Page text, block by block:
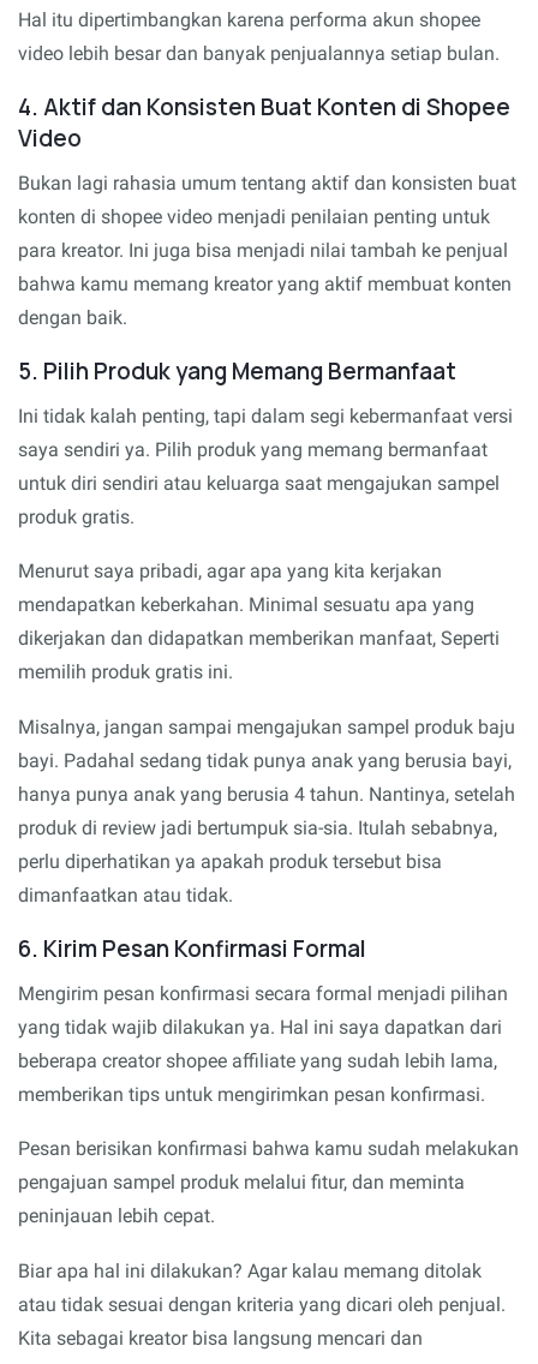
Hal itu dipertimbangkan karena performa akun shopee
video lebih besar dan banyak penjualannya setiap bulan.
4. Aktif dan Konsisten Buat Konten di Shopee
Video
Bukan lagi rahasia umum tentang aktif dan konsisten buat
konten di shopee video menjadi penilaian penting untuk
para kreator. Ini juga bisa menjadi nilai tambah ke penjual
bahwa kamu memang kreator yang aktif membuat konten
dengan baik.
5. Pilih Produk yang Memang Bermanfaat
Ini tidak kalah penting, tapi dalam segi kebermanfaat versi
saya sendiri ya. Pilih produk yang memang bermanfaat
untuk diri sendiri atau keluarga saat mengajukan sampel
produk gratis.
Menurut saya pribadi, agar apa yang kita kerjakan
mendapatkan keberkahan. Minimal sesuatu apa yang
dikerjakan dan didapatkan memberikan manfaat, Seperti
memilih produk gratis ini.
Misalnya, jangan sampai mengajukan sampel produk baju
bayi. Padahal sedang tidak punya anak yang berusia bayi,
hanya punya anak yang berusia 4 tahun. Nantinya, setelah
produk di review jadi bertumpuk sia-sia. Itulah sebabnya,
perlu diperhatikan ya apakah produk tersebut bisa
dimanfaatkan atau tidak.
6. Kirim Pesan Konfirmasi Formal
Mengirim pesan konfirmasi secara formal menjadi pilihan
yang tidak wajib dilakukan ya. Hal ini saya dapatkan dari
beberapa creator shopee affiliate yang sudah lebih lama,
memberikan tips untuk mengirimkan pesan konfirmasi.
Pesan berisikan konfirmasi bahwa kamu sudah melakukan
pengajuan sampel produk melalui fitur, dan meminta
peninjauan lebih cepat.
Biar apa hal ini dilakukan? Agar kalau memang ditolak
atau tidak sesuai dengan kriteria yang dicari oleh penjual.
Kita sebagai kreator bisa langsung mencari dan